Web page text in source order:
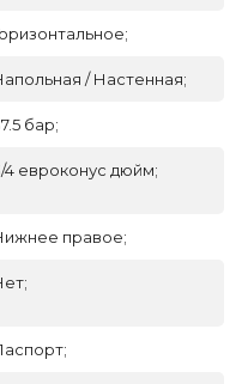
/ Настенная;
бар;
4 евроконус дюйм;
правое;